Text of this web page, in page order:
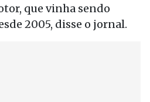
que vinha sendo
2005, disse o jornal.